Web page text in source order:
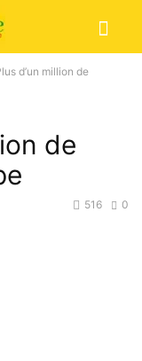
d’un million de
de
0
516